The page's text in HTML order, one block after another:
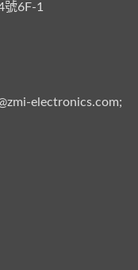
號6F-1
electronics.com;